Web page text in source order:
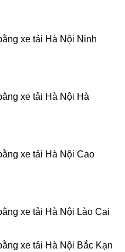
xe tải Hà Nội Ninh
xe tải Hà Nội Hà
xe tải Hà Nội Cao
xe tải Hà Nội Lào Cai
xe tải Hà Nội Bắc Kạn